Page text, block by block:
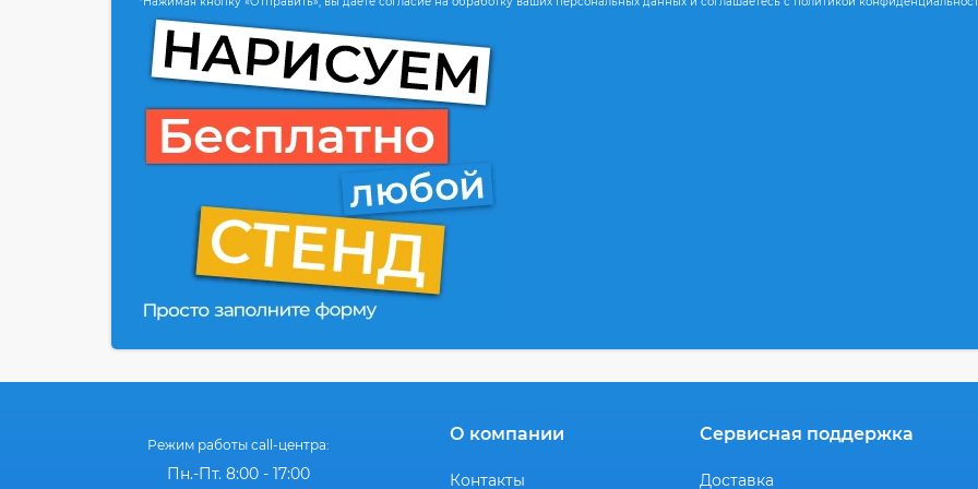
Режим работы call-центра:
Пн.-Пт. 8:00 - 17:00
О компании
Контакты
Сервисная поддержка
Доставка